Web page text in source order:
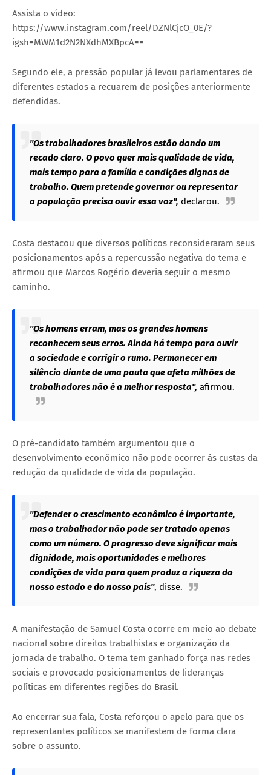
Assista o vídeo:
https://www.instagram.com/reel/DZNlCjcO_0E/?
igsh=MWM1d2N2NXdhMXBpcA==
Segundo ele, a pressão popular já levou parlamentares de
diferentes estados a recuarem de posições anteriormente
defendidas.
"Os trabalhadores brasileiros estão dando um
recado claro. O povo quer mais qualidade de vida,
mais tempo para a família e condições dignas de
trabalho. Quem pretende governar ou representar
a população precisa ouvir essa voz", declarou.
Costa destacou que diversos políticos reconsideraram seus
posicionamentos após a repercussão negativa do tema e
afirmou que Marcos Rogério deveria seguir o mesmo
caminho.
"Os homens erram, mas os grandes homens
reconhecem seus erros. Ainda há tempo para ouvir
a sociedade e corrigir o rumo. Permanecer em
silêncio diante de uma pauta que afeta milhões de
trabalhadores não é a melhor resposta", afirmou.
O pré-candidato também argumentou que o
desenvolvimento econômico não pode ocorrer às custas da
redução da qualidade de vida da população.
"Defender o crescimento econômico é importante,
mas o trabalhador não pode ser tratado apenas
como um número. O progresso deve significar mais
dignidade, mais oportunidades e melhores
condições de vida para quem produz a riqueza do
nosso estado e do nosso país", disse.
A manifestação de Samuel Costa ocorre em meio ao debate
nacional sobre direitos trabalhistas e organização da
jornada de trabalho. O tema tem ganhado força nas redes
sociais e provocado posicionamentos de lideranças
políticas em diferentes regiões do Brasil.
Ao encerrar sua fala, Costa reforçou o apelo para que os
representantes políticos se manifestem de forma clara
sobre o assunto.